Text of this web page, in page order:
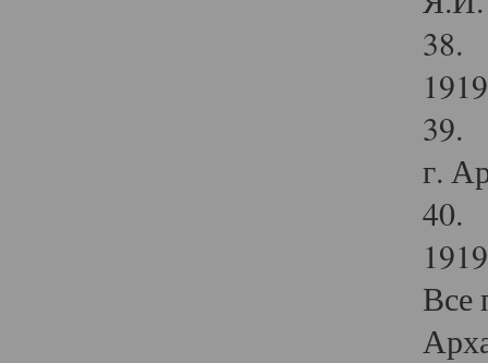
38.
39.
г.
40.
Все